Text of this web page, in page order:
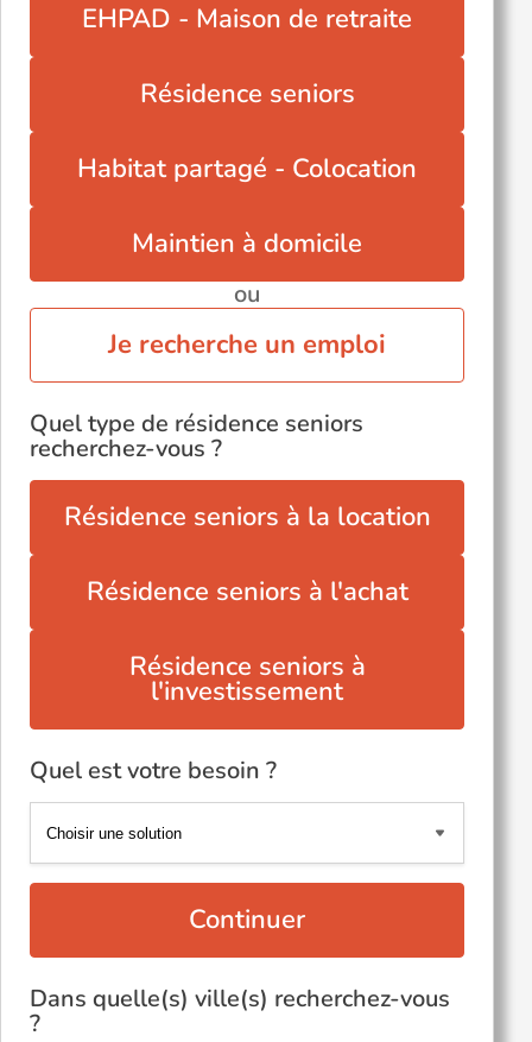
EHPAD - Maison de retraite
Résidence seniors
Habitat partagé - Colocation
Maintien à domicile
ou
Je recherche un emploi
Quel type de résidence seniors
recherchez-vous ?
Résidence seniors à la location
Résidence seniors à l'achat
Résidence seniors à
l'investissement
Quel est votre besoin ?
Continuer
Dans quelle(s) ville(s) recherchez-vous
?